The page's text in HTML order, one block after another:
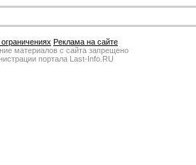
Реклама на сайте
материалов с сайта запрещено
портала Last-Info.RU